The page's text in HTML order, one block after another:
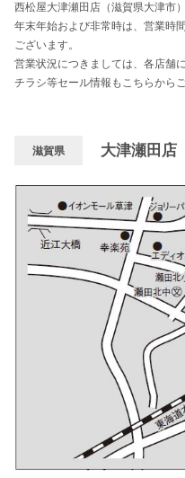
西松屋大津瀬田店（滋賀県大津市
年末年始および非常時は、営業時
ございます。
営業状況につきましては、各店舗
チラシ等セール情報もこちらから
滋賀県 大津瀬田店